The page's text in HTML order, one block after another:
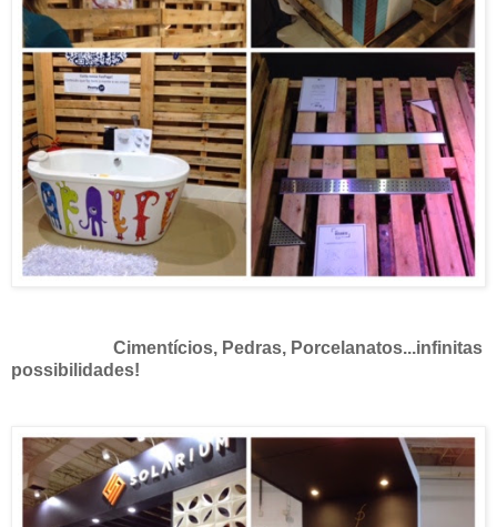
Cimentícios, Pedras, Porcelanatos...infinitas
possibilidades!